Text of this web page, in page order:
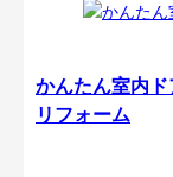
かんたん室内ド
リフォーム